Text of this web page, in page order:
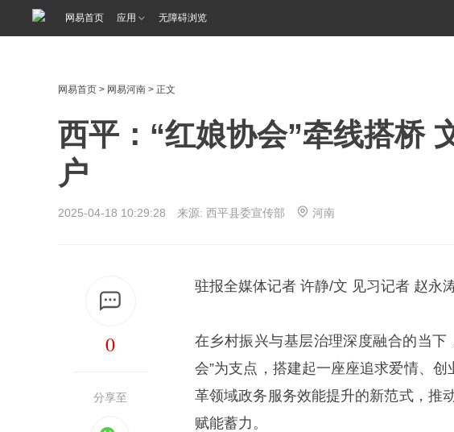
网易首页 应用 无障碍浏览
网易首页 > 网易河南 > 正文
西平：“红娘协会”牵线搭桥
户
2025-04-18 10:29:28 来源: 西平县委宣传部 河南
0
分享至
驻报全媒体记者 许静/文 见习记者 赵永
在乡村振兴与基层治理深度融合的当下
会”为支点，搭建起一座座追求爱情、创
革领域政务服务效能提升的新范式，推
赋能蓄力。